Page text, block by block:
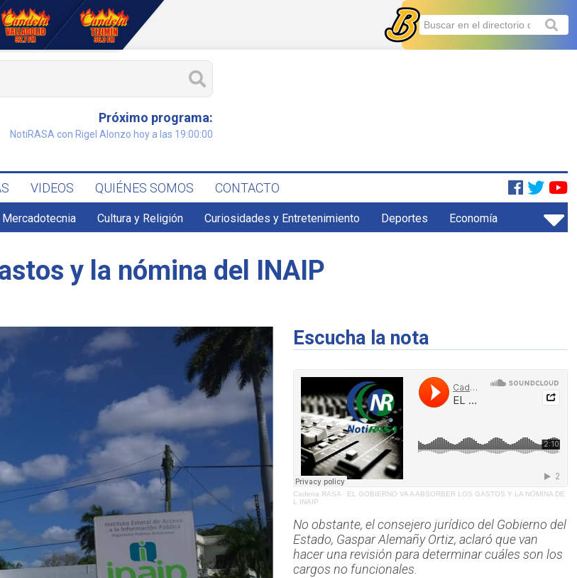
Próximo programa:
NotiRASA con Rigel Alonzo hoy a las 19:00:00
VIDEOS QUIÉNES SOMOS CONTACTO
Cultura y Religión Curiosidades y Entretenimiento Deportes Economía
y la nómina del INAIP
Escucha la nota
Cadena RASA· EL GOBIERNO VA A ABSORBER LOS GASTOS Y LA NÓMINA DE
L INAIP
No obstante, el consejero jurídico del Gobierno del
Estado, Gaspar Alemañy Ortiz, aclaró que van
hacer una revisión para determinar cuáles son los
cargos no funcionales.